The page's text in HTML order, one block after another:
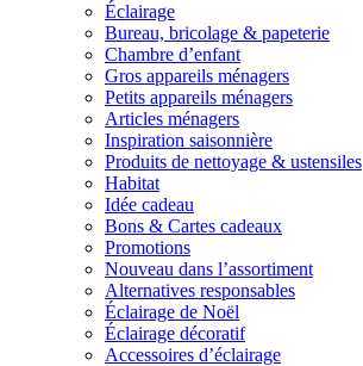
Éclairage
Bureau, bricolage & papeterie
Chambre d’enfant
Gros appareils ménagers
Petits appareils ménagers
Articles ménagers
Inspiration saisonnière
Produits de nettoyage & ustensiles
Habitat
Idée cadeau
Bons & Cartes cadeaux
Promotions
Nouveau dans l’assortiment
Alternatives responsables
Éclairage de Noël
Éclairage décoratif
Accessoires d’éclairage